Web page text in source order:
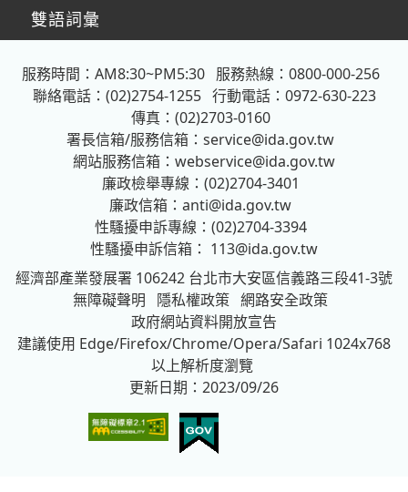
雙語詞彙
服務時間：AM8:30~PM5:30
服務熱線：0800-000-256
聯絡電話：(02)2754-1255 行動電話：0972-630-223
傳真：(02)2703-0160
署長信箱/服務信箱： service@ida.gov.tw
網站服務信箱： webservice@ida.gov.tw
廉政檢舉專線：(02)2704-3401
廉政信箱： anti@ida.gov.tw
性騷擾申訴專線：(02)2704-3394
性騷擾申訴信箱： 113@ida.gov.tw
經濟部產業發展署 106242 台北市大安區信義路三段41-3號
無障礙聲明
隱私權政策 網路安全政策
政府網站資料開放宣告
建議使用 Edge/Firefox/Chrome/Opera/Safari 1024x768
以上解析度瀏覽
更新日期：2023/09/26